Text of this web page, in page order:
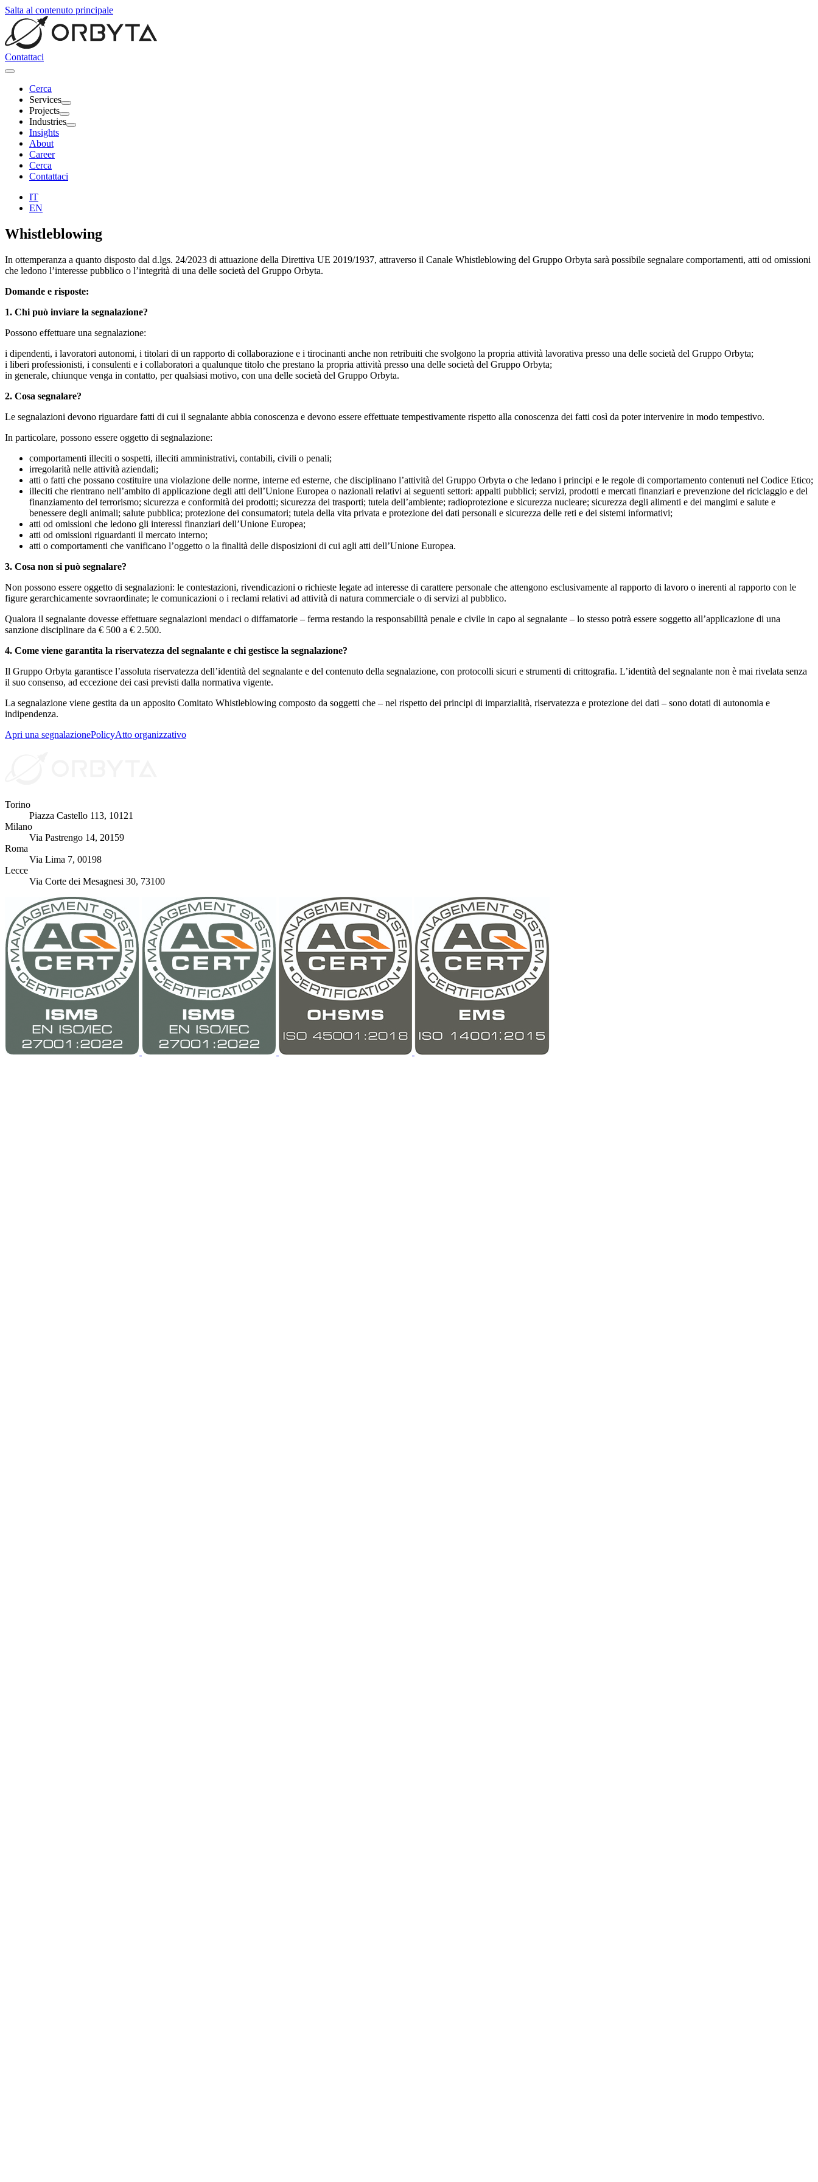
Salta al contenuto principale
Contattaci
Cerca
Services
Projects
Industries
Insights
About
Career
Cerca
Contattaci
IT
EN
Whistleblowing
In ottemperanza a quanto disposto dal d.lgs. 24/2023 di attuazione della Direttiva UE 2019/1937, attraverso il Canale Whistleblowing del Gruppo Orbyta sarà possibile segnalare comportamenti, atti od omissioni
che ledono l’interesse pubblico o l’integrità di una delle società del Gruppo Orbyta.
Domande e risposte:
1. Chi può inviare la segnalazione?
Possono effettuare una segnalazione:
i dipendenti, i lavoratori autonomi, i titolari di un rapporto di collaborazione e i tirocinanti anche non retribuiti che svolgono la propria attività lavorativa presso una delle società del Gruppo Orbyta;
i liberi professionisti, i consulenti e i collaboratori a qualunque titolo che prestano la propria attività presso una delle società del Gruppo Orbyta;
in generale, chiunque venga in contatto, per qualsiasi motivo, con una delle società del Gruppo Orbyta.
2. Cosa segnalare?
Le segnalazioni devono riguardare fatti di cui il segnalante abbia conoscenza e devono essere effettuate tempestivamente rispetto alla conoscenza dei fatti così da poter intervenire in modo tempestivo.
In particolare, possono essere oggetto di segnalazione:
comportamenti illeciti o sospetti, illeciti amministrativi, contabili, civili o penali;
irregolarità nelle attività aziendali;
atti o fatti che possano costituire una violazione delle norme, interne ed esterne, che disciplinano l’attività del Gruppo Orbyta o che ledano i principi e le regole di comportamento contenuti nel Codice Etico;
illeciti che rientrano nell’ambito di applicazione degli atti dell’Unione Europea o nazionali relativi ai seguenti settori: appalti pubblici; servizi, prodotti e mercati finanziari e prevenzione del riciclaggio e del
finanziamento del terrorismo; sicurezza e conformità dei prodotti; sicurezza dei trasporti; tutela dell’ambiente; radioprotezione e sicurezza nucleare; sicurezza degli alimenti e dei mangimi e salute e
benessere degli animali; salute pubblica; protezione dei consumatori; tutela della vita privata e protezione dei dati personali e sicurezza delle reti e dei sistemi informativi;
atti od omissioni che ledono gli interessi finanziari dell’Unione Europea;
atti od omissioni riguardanti il mercato interno;
atti o comportamenti che vanificano l’oggetto o la finalità delle disposizioni di cui agli atti dell’Unione Europea.
3. Cosa non si può segnalare?
Non possono essere oggetto di segnalazioni: le contestazioni, rivendicazioni o richieste legate ad interesse di carattere personale che attengono esclusivamente al rapporto di lavoro o inerenti al rapporto con le
figure gerarchicamente sovraordinate; le comunicazioni o i reclami relativi ad attività di natura commerciale o di servizi al pubblico.
Qualora il segnalante dovesse effettuare segnalazioni mendaci o diffamatorie – ferma restando la responsabilità penale e civile in capo al segnalante – lo stesso potrà essere soggetto all’applicazione di una
sanzione disciplinare da € 500 a € 2.500.
4. Come viene garantita la riservatezza del segnalante e chi gestisce la segnalazione?
Il Gruppo Orbyta garantisce l’assoluta riservatezza dell’identità del segnalante e del contenuto della segnalazione, con protocolli sicuri e strumenti di crittografia. L’identità del segnalante non è mai rivelata senza
il suo consenso, ad eccezione dei casi previsti dalla normativa vigente.
La segnalazione viene gestita da un apposito Comitato Whistleblowing composto da soggetti che – nel rispetto dei principi di imparzialità, riservatezza e protezione dei dati – sono dotati di autonomia e
indipendenza.
Apri una segnalazionePolicyAtto organizzativo
Torino
Piazza Castello 113, 10121
Milano
Via Pastrengo 14, 20159
Roma
Via Lima 7, 00198
Lecce
Via Corte dei Mesagnesi 30, 73100